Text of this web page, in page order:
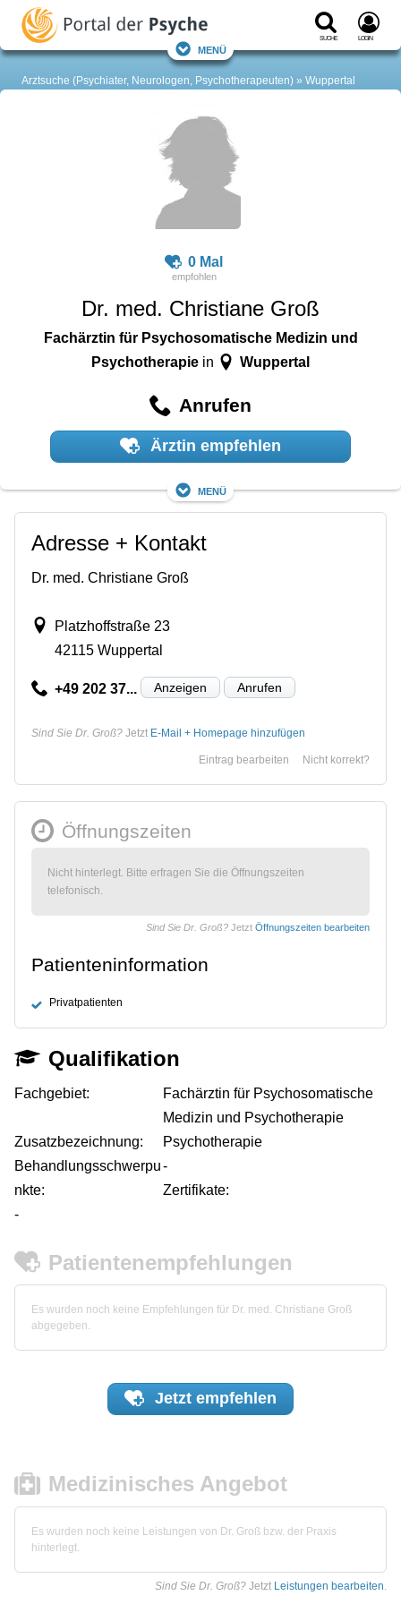
Suche Login
Menü
Arztsuche (Psychiater, Neurologen, Psychotherapeuten) Wuppertal
0 Mal
Dr. med. Christiane Groß
Fachärztin für Psychosomatische Medizin und
Psychotherapiein Wuppertal
Anrufen
Ärztin empfehlen
Menü
Adresse + Kontakt
Dr. med. Christiane Groß
Platzhoffstraße 23
42115 Wuppertal
+49 202 37... Anzeigen Anrufen
Sind Sie Dr. Groß? Jetzt E-Mail + Homepage hinzufügen
Nicht korrekt?
Eintrag bearbeiten
Öffnungszeiten
Nicht hinterlegt. Bitte erfragen Sie die Öffnungszeiten
telefonisch.
Sind Sie Dr. Groß? Jetzt Öffnungszeiten bearbeiten
Patienteninformation
Privatpatienten
Qualifikation
Fachgebiet:
Fachärztin für Psychosomatische
Medizin und Psychotherapie
Zusatzbezeichnung:
Psychotherapie
Behandlungsschwerpu
nkte:
-
Zertifikate:
-
Patientenempfehlungen
Es wurden noch keine Empfehlungen für Dr. med. Christiane Groß
abgegeben.
Jetzt empfehlen
Medizinisches Angebot
Es wurden noch keine Leistungen von Dr. Groß bzw. der Praxis
hinterlegt.
Sind Sie Dr. Groß? Jetzt Leistungen bearbeiten.